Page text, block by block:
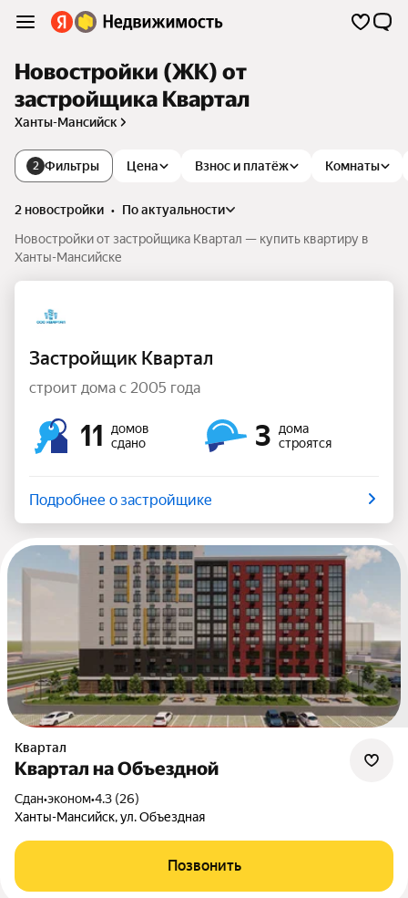
Новостройки (ЖК) от
застройщика Квартал
Ханты-Мансийск
2 Фильтры Цена Взнос и платёж Комнаты
2 новостройки •
по актуальности
Новостройки от застройщика Квартал — купить квартиру в
Ханты-Мансийске
Застройщик Квартал
строит дома с 2005 года
11
домов
сдано
3
дома
строятся
Подробнее о застройщике
Квартал
Квартал на Объездной
Сдан•эконом•4.3 (26)
Ханты-Мансийск, ул. Объездная
Позвонить